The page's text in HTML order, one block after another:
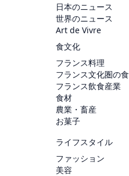
日本のニュース
世界のニュース
Art de Vivre
食文化
フランス料理
フランス文化圏の食
フランス飲食産業
食材
農業・畜産
お菓子
ライフスタイル
ファッション
美容